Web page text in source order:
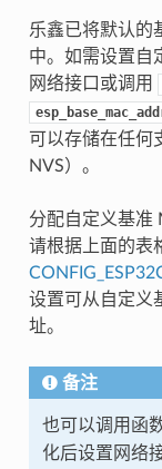
乐鑫已将默认的
中。如需设置自
网络接口或调用
可以存储在任何
NVS）。
分配自定义基准
请根据上面的表
设置可从自定义
址。
备注
也可以调用函
化后设置网络